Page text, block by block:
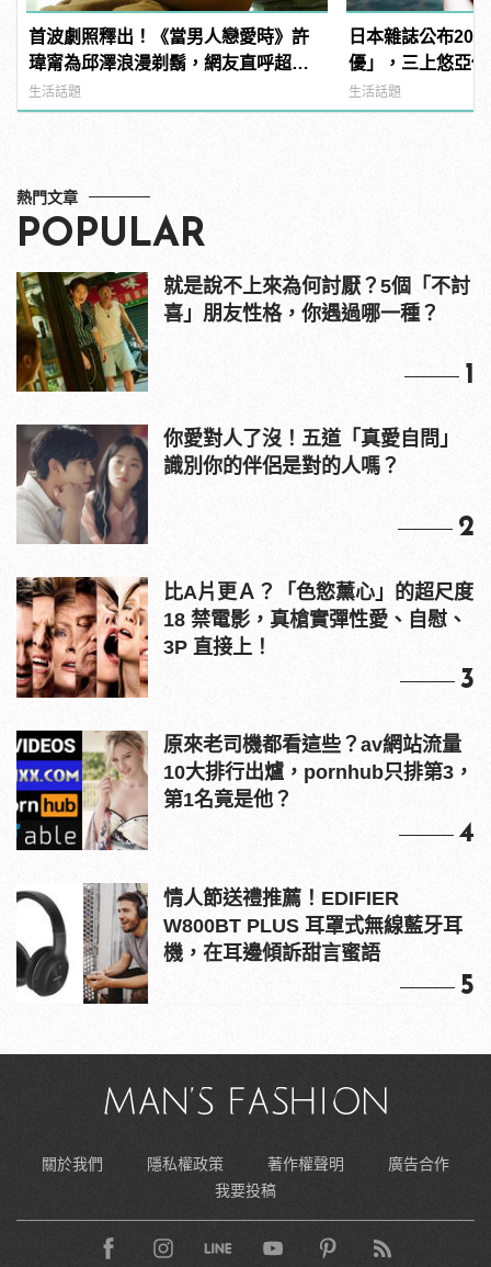
首波劇照釋出！《當男人戀愛時》許
瑋甯為邱澤浪漫剃鬍，網友直呼超有
CP感！
生活話題
日本雜誌公布
優」，三上悠亞
manfashion這樣
生活話題
熱門文章
POPULAR
就是說不上來為何討厭？5個「不討
喜」朋友性格，你遇過哪一種？
1
你愛對人了沒！五道「真愛自問」
識別你的伴侶是對的人嗎？
2
比A片更Ａ？「色慾薰心」的超尺度
18 禁電影，真槍實彈性愛、自慰、
3P 直接上！
3
原來老司機都看這些？av網站流量
10大排行出爐，pornhub只排第3，
第1名竟是他？
4
情人節送禮推薦！EDIFIER
W800BT PLUS 耳罩式無線藍牙耳
機，在耳邊傾訴甜言蜜語
5
關於我們 隱私權政策 著作權聲明
廣告合作
我要投稿